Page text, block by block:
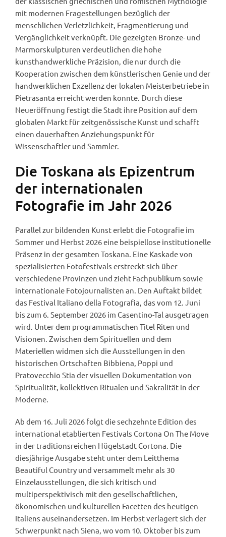
mit modernen Fragestellungen bezüglich der
menschlichen Verletzlichkeit, Fragmentierung und
Vergänglichkeit verknüpft. Die gezeigten Bronze- und
Marmorskulpturen verdeutlichen die hohe
kunsthandwerkliche Präzision, die nur durch die
Kooperation zwischen dem künstlerischen Genie und der
handwerklichen Exzellenz der lokalen Meisterbetriebe in
Pietrasanta erreicht werden konnte. Durch diese
Neueröffnung festigt die Stadt ihre Position auf dem
globalen Markt für zeitgenössische Kunst und schafft
einen dauerhaften Anziehungspunkt für
Wissenschaftler und Sammler.
Die Toskana als Epizentrum
der internationalen
Fotografie im Jahr 2026
Parallel zur bildenden Kunst erlebt die Fotografie im
Sommer und Herbst 2026 eine beispiellose institutionelle
Präsenz in der gesamten Toskana. Eine Kaskade von
spezialisierten Fotofestivals erstreckt sich über
verschiedene Provinzen und zieht Fachpublikum sowie
internationale Fotojournalisten an. Den Auftakt bildet
das Festival Italiano della Fotografia, das vom 12. Juni
bis zum 6. September 2026 im Casentino-Tal ausgetragen
wird. Unter dem programmatischen Titel Riten und
Visionen. Zwischen dem Spirituellen und dem
Materiellen widmen sich die Ausstellungen in den
historischen Ortschaften Bibbiena, Poppi und
Pratovecchio Stia der visuellen Dokumentation von
Spiritualität, kollektiven Ritualen und Sakralität in der
Moderne.
Ab dem 16. Juli 2026 folgt die sechzehnte Edition des
international etablierten Festivals Cortona On The Move
in der traditionsreichen Hügelstadt Cortona. Die
diesjährige Ausgabe steht unter dem Leitthema
Beautiful Country und versammelt mehr als 30
Einzelausstellungen, die sich kritisch und
multiperspektivisch mit den gesellschaftlichen,
ökonomischen und kulturellen Facetten des heutigen
Italiens auseinandersetzen. Im Herbst verlagert sich der
Schwerpunkt nach Siena, wo vom 10. Oktober bis zum